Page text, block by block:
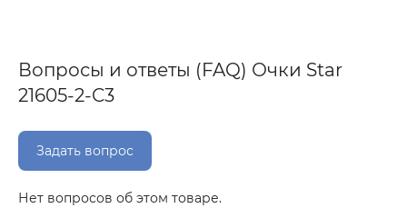
Вопросы и ответы (FAQ) Очки Star
21605-2-C3
Задать вопрос
Нет вопросов об этом товаре.